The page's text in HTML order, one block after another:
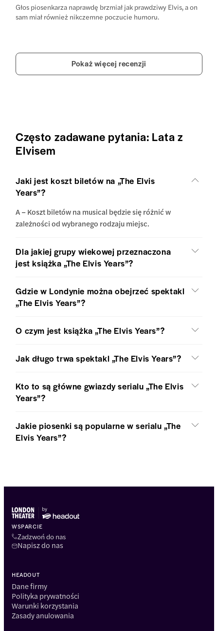
Głos piosenkarza naprawdę brzmiał jak prawdziwy Elvis, a on
sam miał również nikczemne poczucie humoru.
Pokaż więcej recenzji
Często zadawane pytania: Lata z
Elvisem
Jaki jest koszt biletów na „The Elvis
Years”?
A – Koszt biletów na musical będzie się różnić w
zależności od wybranego rodzaju miejsc.
Dla jakiej grupy wiekowej przeznaczona
jest książka „The Elvis Years”?
Gdzie w Londynie można obejrzeć spektakl
„The Elvis Years”?
O czym jest książka „The Elvis Years”?
Jak długo trwa spektakl „The Elvis Years”?
Kto to są główne gwiazdy serialu „The Elvis
Years”?
Jakie piosenki są popularne w serialu „The
Elvis Years”?
WSPARCIE
Zadzwoń do nas
Napisz do nas
HEADOUT
Dane firmy
Polityka prywatności
Warunki korzystania
Zasady anulowania